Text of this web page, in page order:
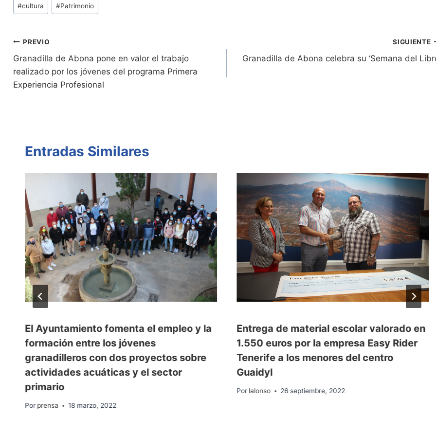
ri
n
dl
y
y
k
s
p
er
o
k
de
#cultura #Patrimonio
Navegación
de
entradas
PREVIO
Granadilla de Abona pone en valor el trabajo
realizado por los jóvenes del programa Primera
Experiencia Profesional
SIGUIENTE
Granadilla de Abona celebra su ‘Semana del
Entradas Similares
El Ayuntamiento fomenta el empleo y la
formación entre los jóvenes
granadilleros con dos proyectos sobre
actividades acuáticas y el sector
primario
Por prensa 18 marzo, 2022
Entrega de material escolar valorado en
1.550 euros por la empresa Easy Rider
Tenerife a los menores del centro
Guaidyl
Por lalonso 26 septiembre, 2022